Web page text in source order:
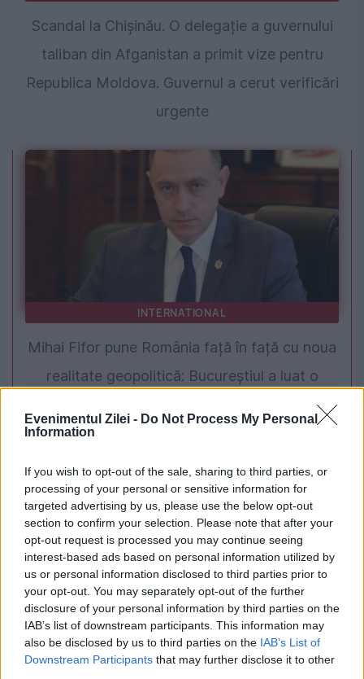
Evenimentul Zilei - Do Not Process My Personal
Information
If you wish to opt-out of the sale, sharing to third parties, or
processing of your personal or sensitive information for
targeted advertising by us, please use the below opt-out
section to confirm your selection. Please note that after your
opt-out request is processed you may continue seeing
interest-based ads based on personal information utilized by
us or personal information disclosed to third parties prior to
your opt-out. You may separately opt-out of the further
disclosure of your personal information by third parties on the
IAB’s list of downstream participants. This information may
also be disclosed by us to third parties on the IAB’s List of
Downstream Participants that may further disclose it to other
Scandal la Chișinău. O delegație a guvernului
taliban din Afganistan a primit vize pentru
Republica Moldova. Guvernul a cerut verificări
urgente
INTERNATIONAL
Mihai Fifor pune România față în față cu noua
realitate geopolitică: Bucureștiul a luat o
SPORT
Universitatea Craiova - Petrolul Ploiești, 4-0.
Victorie fără emoții pentru olteni, oaspeții nu